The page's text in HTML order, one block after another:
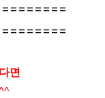
면